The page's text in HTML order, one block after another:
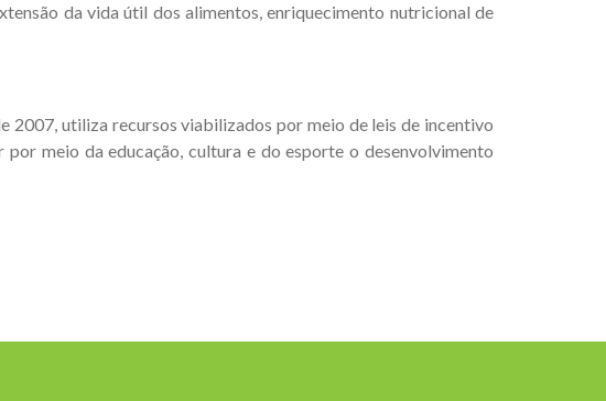
da vida útil dos alimentos, enriquecimento nutricional de
2007, utiliza recursos viabilizados por meio de leis de incentivo
meio da educação, cultura e do esporte o desenvolvimento